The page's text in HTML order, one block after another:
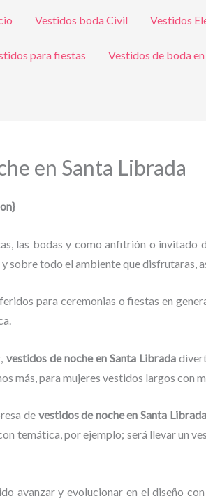
Vestidos boda Civil Vestidos
para fiestas Vestidos de boda
en Santa Librada
las bodas y como anfitrión o
sobre todo el ambiente que disfrutaras,
para ceremonias o fiestas en
vestidos de noche en Santa Librada
más, para mujeres vestidos largos
de vestidos de noche en Santa
temática, por ejemplo; será llevar un
avanzar y evolucionar en el diseño